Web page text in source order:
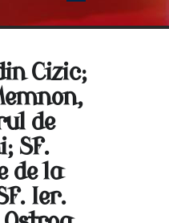
Cizic;
de
Sf.
de la
Ier.